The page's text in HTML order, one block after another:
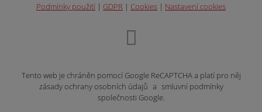
Podmínky použití | GDPR | Cookies | Nastavení cookies
Tento web je chráněn pomocí Google ReCAPTCHA a platí pro něj
zásady ochrany osobních údajů a smluvní podmínky
společnosti Google.